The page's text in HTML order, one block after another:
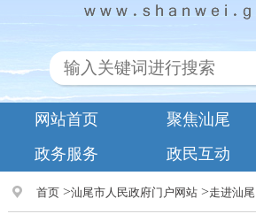
网站首页 聚焦汕尾
政务服务
政民互动
首页>汕尾市人民政府门户网站>走进汕尾